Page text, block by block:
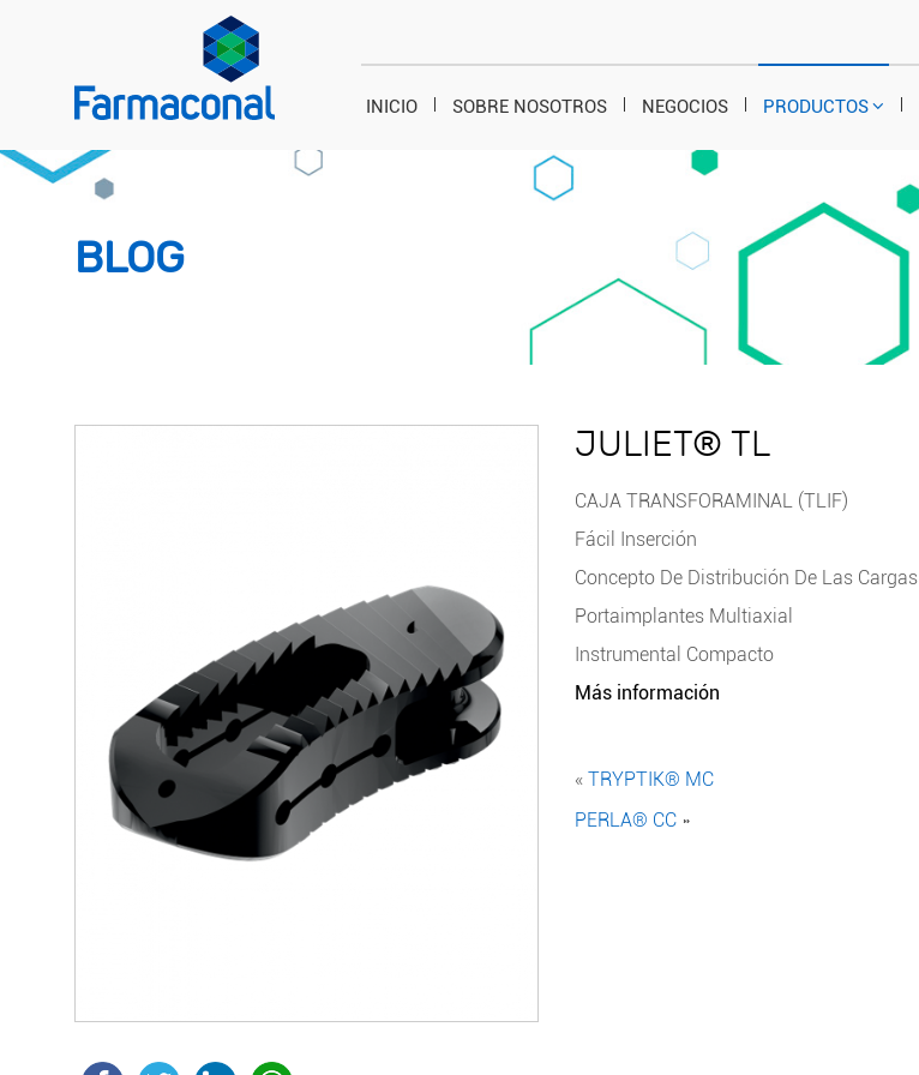
INICIO SOBRE NOSOTROS NEGOCIOS PRODUCTOS
BLOG
JULIET® TL
CAJA TRANSFORAMINAL (TLIF)
Fácil Inserción
Concepto De Distribución De Las Cargas
Portaimplantes Multiaxial
Instrumental Compacto
Más información
« TRYPTIK® MC
PERLA® CC»